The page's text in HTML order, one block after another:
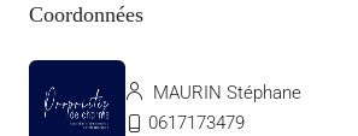
Coordonnées
MAURIN Stéphane
0617173479